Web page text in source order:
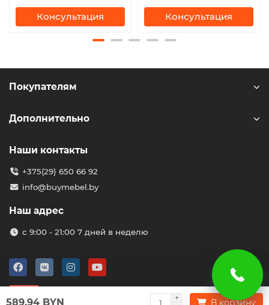
589.94 BYN В корзину
Консультация Консультация
Покупателям
Дополнительно
Наши контакты
+375(29) 650 66 92
info@buymebel.by
Наш адрес
с 9:00 - 21:00 7 дней в неделю